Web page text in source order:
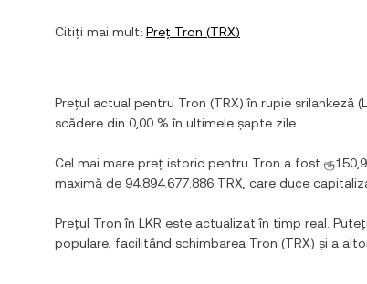
Citiți mai mult: Preț Tron (TRX)
Prețul actual pentru Tron (TRX) în rupie srilankeză (
scădere din 0,00 % în ultimele șapte zile.
Cel mai mare preț istoric pentru Tron a fost
maximă de 94.894.677.886 TRX , care duce
Prețul Tron în LKR este actualizat în timp real.
populare, facilitând schimbarea Tron (TRX) și a